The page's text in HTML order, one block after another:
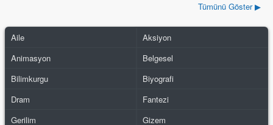
Tümünü Göster ▶
Aile
Aksiyon
Animasyon
Belgesel
Bilimkurgu
Biyografi
Dram
Fantezi
Gerilim
Gizem